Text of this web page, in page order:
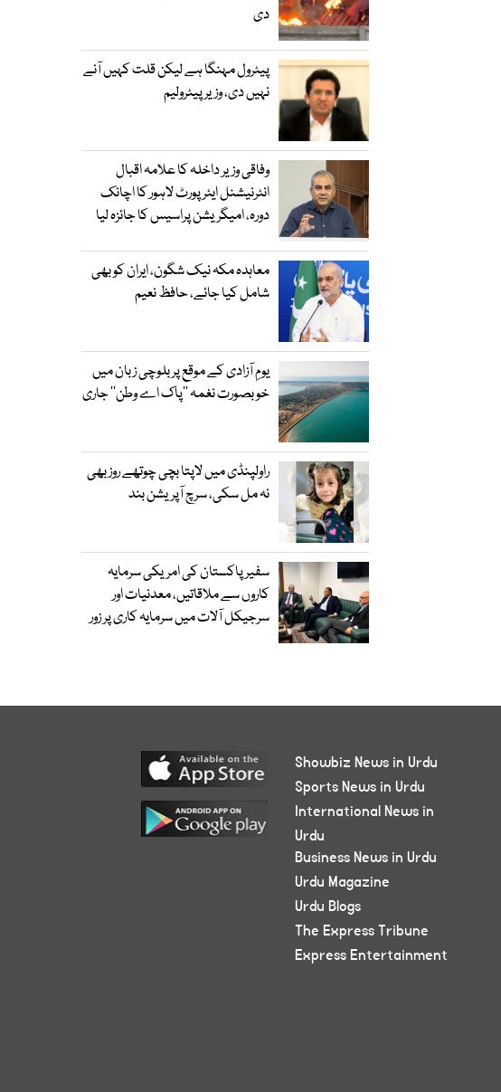
دی
پیٹرول مہنگا ہے لیکن قلت کہیں آنے
نہیں دی، وزیر پیٹرولیم
وفاقی وزیر داخلہ کا علامہ اقبال
انٹرنیشنل ایئرپورٹ لاہور کا اچانک
دورہ، امیگریشن پراسیس کا جائزہ لیا
معاہدہ مکہ نیک شگون، ایران کو بھی
شامل کیا جائے، حافظ نعیم
یومِ آزادی کے موقع پر بلوچی زبان میں
خوبصورت نغمہ ’’پاک اے وطن‘‘ جاری
راولپنڈی میں لاپتا بچی چوتھے روز بھی
نہ مل سکی، سرچ آپریشن بند
سفیر پاکستان کی امریکی سرمایہ
کاروں سے ملاقاتیں، معدنیات اور
سرجیکل آلات میں سرمایہ کاری پر زور
Showbiz News in Urdu
Sports News in Urdu
International News in
Urdu
Business News in Urdu
Urdu Magazine
Urdu Blogs
The Express Tribune
Express Entertainment